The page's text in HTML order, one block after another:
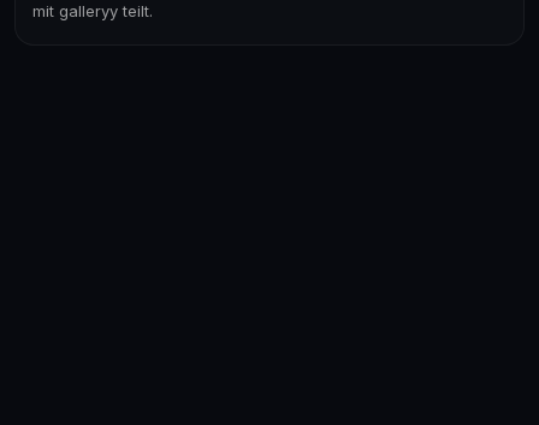
mit galleryy teilt.